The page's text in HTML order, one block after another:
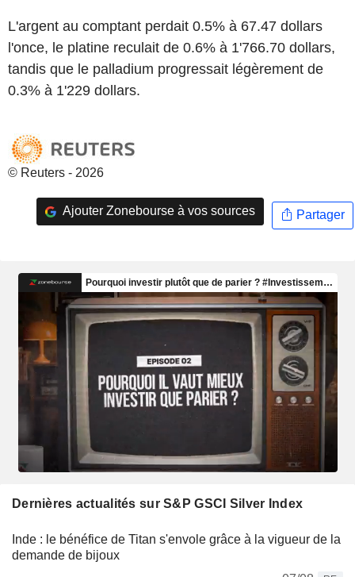
L'argent au comptant perdait 0.5% à 67.47 dollars
l'once, le platine reculait de 0.6% à 1'766.70 dollars,
tandis que le palladium progressait légèrement de
0.3% à 1'229 dollars.
© Reuters - 2026
Ajouter Zonebourse à vos sources Partager
Dernières actualités sur S&P GSCI Silver Index
Inde : le bénéfice de Titan s'envole grâce à la vigueur de la
demande de bijoux